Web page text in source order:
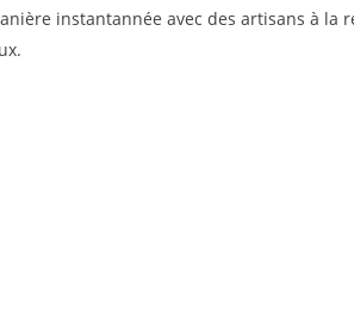
instantannée avec des artisans à la